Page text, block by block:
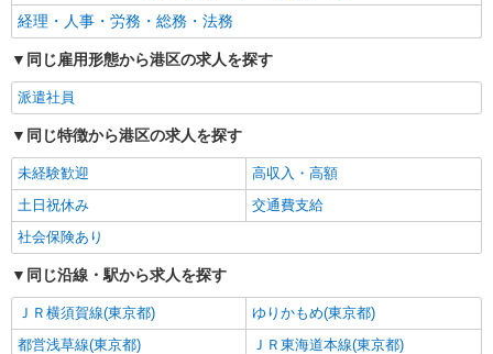
経理・人事・労務・総務・法務
同じ雇用形態から港区の求人を探す
派遣社員
同じ特徴から港区の求人を探す
未経験歓迎
高収入・高額
土日祝休み
交通費支給
社会保険あり
同じ沿線・駅から求人を探す
ＪＲ横須賀線(東京都)
ゆりかもめ(東京都)
都営浅草線(東京都)
ＪＲ東海道本線(東京都)